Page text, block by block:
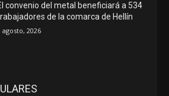
convenio del metal beneficiará a 534
de la comarca de Hellín
agosto, 2026